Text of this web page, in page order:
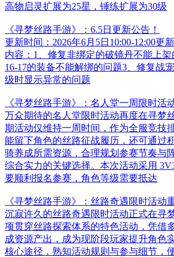
高物启灵扩展为25星，锤练扩展为30级
《寻梦丝路手游》：6.5日更新公告！
更新时间：2026年6月5日10:00-12:00更
内容：1、修复非绑定的破镜丹不能上
16-17的装备不能解绑的问题3、修复战
级时显示异常的问题
《寻梦丝路手游》：名人堂一周限时活
万众期待的名人堂限时活动再度在寻梦
期活动仅维持一周时间，作为全服竞技
能留下角色的丝路征战履历，还可通过
骑养成所需资源，合理规划参赛节奏与
综合实力的关键选择。本次活动采用
要顺利报名参赛，角色等级需要抵达
《寻梦丝路手游》：丝路奇遇限时活动
沉寂许久的丝路奇遇限时活动正式在寻
项贯穿丝路探索体系的特色活动，凭借
成资源产出，成为现阶段玩家提升角色
核心途径，熟知活动规则与参与细节，